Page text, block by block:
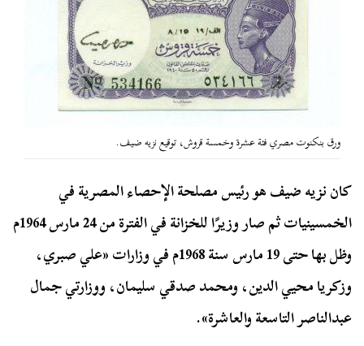
ورق بنكنوت مصري فئة عشرة وخمسة قروش، توقيع نزيه ضيف.
كان نزيه ضيف هو رئيس مصلحة الإحصاء المصرية في
الخمسينيات ثم صار وزيرًا للخزانة في الفترة من 24 مارس 1964م
وظل بها حتى 19 مارس سنة 1968م في وزارات «علي صبري،
وزكريا محيي الدين، ومحمد صدقي سليمان، ووزارتي جمال
عبدالناصر التاسعة والعاشرة».